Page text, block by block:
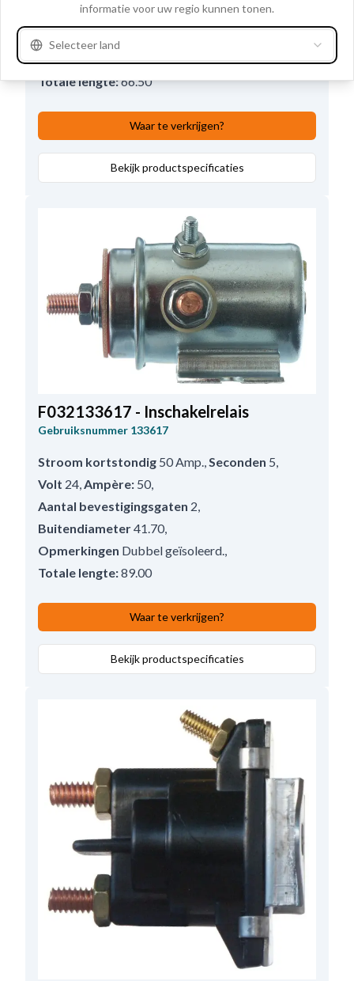
Aantal bevestigingsgaten2,
Aantal terminals:
OpmerkingenDubbel geïsoleerd.,
Totale lengte:66.50
Waar te verkrijgen?
Bekijk productspecificaties
F032133617 - Inschakelrelais
Gebruiksnummer 133617
Stroom kortstondig 50 Amp.,Seconden 5,
Volt 24,Ampère: 50,
Aantal bevestigingsgaten 2,
Buitendiameter41.70,
Opmerkingen Dubbel geïsoleerd.,
Totale lengte:89.00
Waar te verkrijgen?
Bekijk productspecificaties
informatie voor uw regio kunnen tonen.
Selecteer land